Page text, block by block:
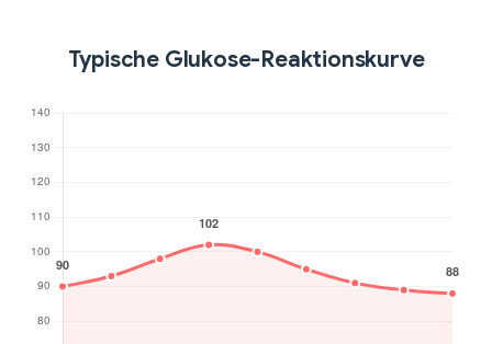
Typische Glukose-Reaktionskurve